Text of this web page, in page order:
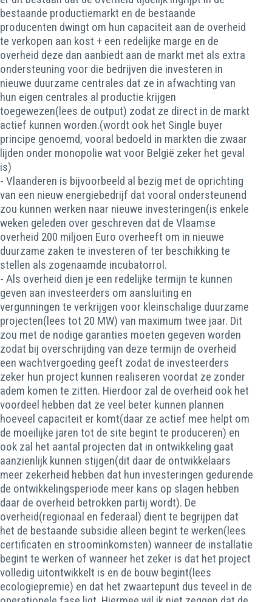
bestaande productiemarkt en de bestaande
producenten dwingt om hun capaciteit aan de overheid
te verkopen aan kost + een redelijke marge en de
overheid deze dan aanbiedt aan de markt met als extra
ondersteuning voor die bedrijven die investeren in
nieuwe duurzame centrales dat ze in afwachting van
hun eigen centrales al productie krijgen
toegewezen(lees de output) zodat ze direct in de markt
actief kunnen worden.(wordt ook het Single buyer
principe genoemd, vooral bedoeld in markten die zwaar
lijden onder monopolie wat voor België zeker het geval
is)
- Vlaanderen is bijvoorbeeld al bezig met de oprichting
van een nieuw energiebedrijf dat vooral ondersteunend
zou kunnen werken naar nieuwe investeringen(is enkele
weken geleden over geschreven dat de Vlaamse
overheid 200 miljoen Euro overheeft om in nieuwe
duurzame zaken te investeren of ter beschikking te
stellen als zogenaamde incubatorrol.
- Als overheid dien je een redelijke termijn te kunnen
geven aan investeerders om aansluiting en
vergunningen te verkrijgen voor kleinschalige duurzame
projecten(lees tot 20 MW) van maximum twee jaar. Dit
zou met de nodige garanties moeten gegeven worden
zodat bij overschrijding van deze termijn de overheid
een wachtvergoeding geeft zodat de investeerders
zeker hun project kunnen realiseren voordat ze zonder
adem komen te zitten. Hierdoor zal de overheid ook het
voordeel hebben dat ze veel beter kunnen plannen
hoeveel capaciteit er komt(daar ze actief mee helpt om
de moeilijke jaren tot de site begint te produceren) en
ook zal het aantal projecten dat in ontwikkeling gaat
aanzienlijk kunnen stijgen(dit daar de ontwikkelaars
meer zekerheid hebben dat hun investeringen gedurende
de ontwikkelingsperiode meer kans op slagen hebben
daar de overheid betrokken partij wordt). De
overheid(regionaal en federaal) dient te begrijpen dat
het de bestaande subsidie alleen begint te werken(lees
certificaten en stroominkomsten) wanneer de installatie
begint te werken of wanneer het zeker is dat het project
volledig uitontwikkelt is en de bouw begint(lees
ecologiepremie) en dat het zwaartepunt dus teveel in de